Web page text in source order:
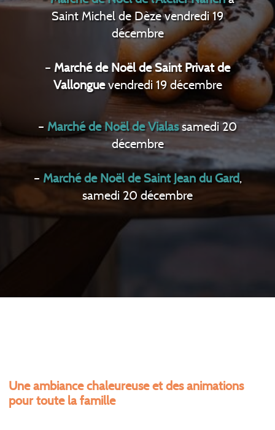
Saint Michel de Dèze vendredi 19
décembre
– Marché de Noël de Saint Privat de
Vallonguevendredi 19 décembre
– Marché de Noël de Vialassamedi 20
décembre
– Marché de Noël de Saint Jean du Gard,
samedi 20 décembre
Une ambiance chaleureuse et des animations
pour toute la famille